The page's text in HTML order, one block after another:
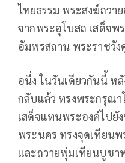
ไทยธรรม พระสงฆ์ถวา
จากพระอุโบสถ เสด็จพ
อัมพรสถาน พระราชวัง
อนึ่ง ในวันเดียวกันนี้ ห
กลับแล้ว ทรงพระกรุณา
เสด็จแทนพระองค์ไป
พระนคร ทรงจุดเทียน
และถวายพุ่มเทียนบูช